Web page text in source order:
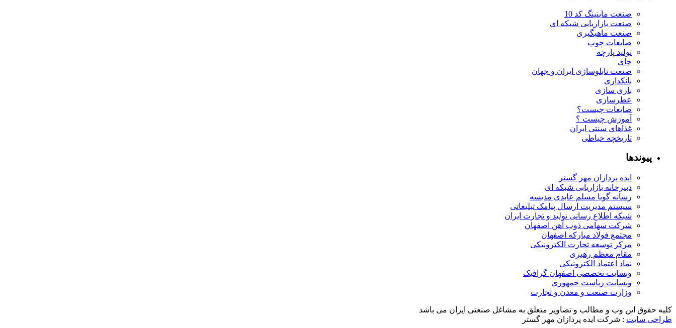
صنعت ماینینگ کد 10
صنعت بازاریابی شبکه ای
صنعت ماهیگیری
ضایعات چوب
تولید پارچه
چای
صنعت تابلوسازی ایران و جهان
بانکداری
بازی سازی
عطرسازی
ضایعات چیست؟
آموزش چیست ؟
غذاهای سنتی ایران
تاریخچه خیاطی
پیوندها
ایده پردازان مهر گستر
دبیرخانه بازاریابی شبکه ای
رسانه گویا مسلم عابدی مدیسه
سیستم مدیریت ارسال پیامک تبلیغاتی
شبکه اطلاع رسانی تولید و تجارت ایران
شرکت سهامی ذوب آهن اصفهان
مجتمع فولاد مبارکه اصفهان
مرکز توسعه تجارت الکترونیکی
مقام معظم رهبری
نماد اعتماد الکترونیکی
وبسایت تخصصی اصفهان گرافیک
وبسایت ریاست جمهوری
وزارت صنعت و معدن و تجارت
کلیه حقوق این وب و مطالب و تصاویر متعلق به مشاغل صنعتی ایران می باشد
طراحی سایت : شرکت ایده پردازان مهر گستر